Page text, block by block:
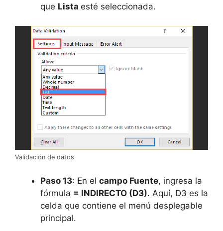
que Lista esté seleccionada.
Validación de datos
Paso 13: En el campo Fuente, ingresa la
fórmula = INDIRECTO (D3). Aquí, D3 es la
celda que contiene el menú desplegable
principal.